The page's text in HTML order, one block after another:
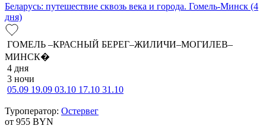
Беларусь: путешествие сквозь века и города. Гомель-Минск (4
дня)
ГОМЕЛЬ –КРАСНЫЙ БЕРЕГ–ЖИЛИЧИ–МОГИЛЕВ–
МИНСК�
4 дня
3 ночи
05.09 19.09 03.10 17.10 31.10
Туроператор: Остервег
от 955 BYN